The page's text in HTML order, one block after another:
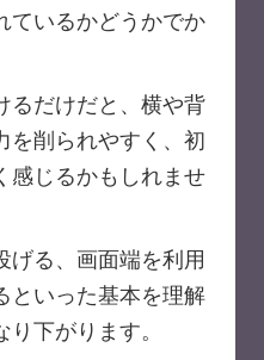
ているかどうかでか
るだけだと、横や背
を削られやすく、初
感じるかもしれませ
げる、画面端を利用
といった基本を理解
下がります。